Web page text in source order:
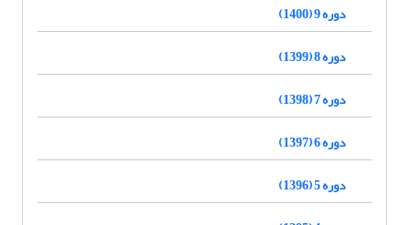
دوره 9 (1400)
دوره 8 (1399)
دوره 7 (1398)
دوره 6 (1397)
دوره 5 (1396)